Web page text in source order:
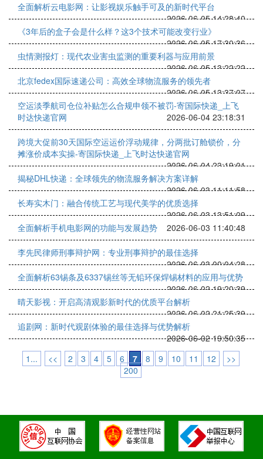
全面解析云电影网：让影视娱乐触手可及的新时代平台
2026-06-05 14:28:40
《3年后的盒子会是什么样？这3个技术可能改变行业》
2026-06-05 17:30:36
虫情测报灯：现代农业害虫监测的重要利器与应用前景
2026-06-05 13:22:22
北京fedex国际速递公司：高效全球物流服务的领先者
2026-06-05 13:37:07
空运淡季航司仓位补贴怎么合规申领不被罚-寄国际快递_上飞
时达快递官网
2026-06-04 23:18:31
跨境大促前30天国际空运运价浮动规律，分两批订舱锁价，分
摊涨价成本实操-寄国际快递_上飞时达快递官网
2026-06-04 23:19:01
揭秘DHL快递：全球领先的物流服务解决方案详解
2026-06-03 11:11:58
长寿实木门：融合传统工艺与现代美学的优质选择
2026-06-03 13:51:09
全面解析手机电影网的功能与发展趋势
2026-06-03 11:40:48
李先民律师刑事辩护网：专业刑事辩护的最佳选择
2026-06-03 00:04:28
全面解析63锡条及6337锡丝等无铅环保焊锡材料的应用与优势
2026-06-02 19:20:39
晴天影视：开启高清观影新时代的优质平台解析
2026-06-02 21:25:39
追剧网：新时代观剧体验的最佳选择与优势解析
2026-06-02 19:50:35
1...
<< 2 3 4 5 6 7 8 9 10 11 12
>>
200